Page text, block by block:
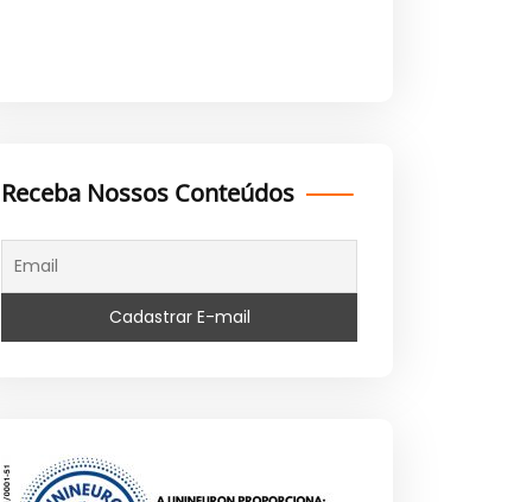
Receba Nossos Conteúdos